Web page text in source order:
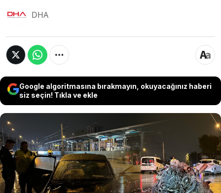
DHA
Google algoritmasına bırakmayın, okuyacağınız haberi
siz seçin! Tıkla ve ekle
Bursa Osmangazi'de sürücüsünün
kontrolünü kaybettiği otomobil, refüje ve
bariyerlere çarparken otomobilin motoru
yerinden koptu. Kazada biri ağır 2 kişi